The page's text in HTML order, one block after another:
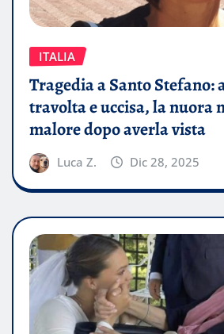
ITALIA
Tragedia a Santo Stefano:
travolta e uccisa, la nuora
malore dopo averla vista
Luca Z. Dic 28, 2025